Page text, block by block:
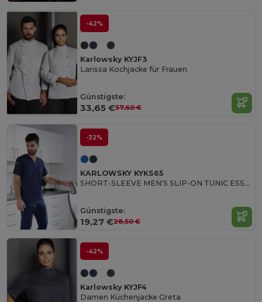
-42%
Karlowsky KYJF3
Larissa Kochjacke für Frauen
Günstigste:
33,65 €57,60 €
-32%
KARLOWSKY KYKS65
SHORT-SLEEVE MEN'S SLIP-ON TUNIC ESSENTIAL
Günstigste:
19,27 €28,50 €
-42%
Karlowsky KYJF4
Damen Küchenjacke Greta